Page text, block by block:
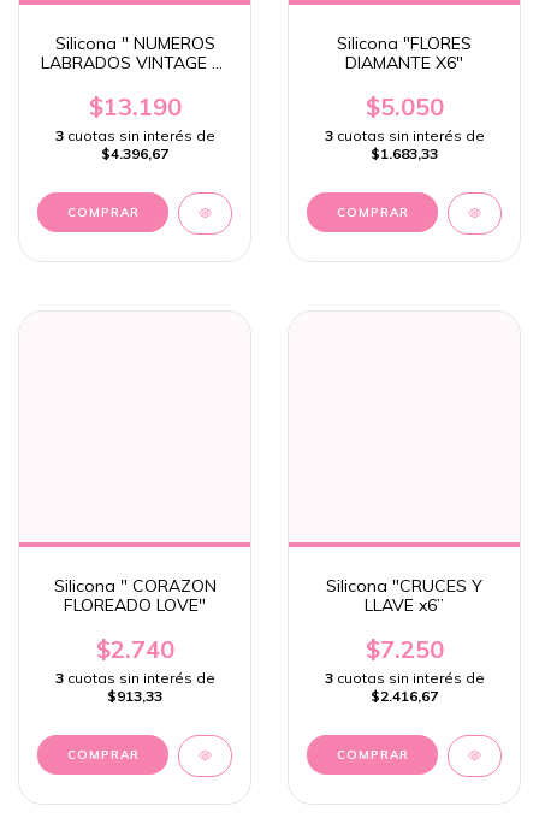
Silicona " NUMEROS
LABRADOS VINTAGE 1-
$13.190
3 cuotas sin interés de
$4.396,67
Silicona "FLORES
DIAMANTE X6"
$5.050
3 cuotas sin interés de
$1.683,33
Silicona " CORAZON
FLOREADO LOVE"
$2.740
3 cuotas sin interés de
$913,33
Silicona "CRUCES Y
LLAVE x6”
$7.250
3 cuotas sin interés de
$2.416,67